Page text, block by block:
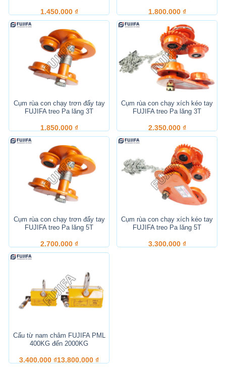
1.450.000 ₫ 1.800.000 ₫
Cụm rùa con chạy trơn đẩy tay
FUJIFA treo Pa lăng 3T
1.850.000 ₫
Cụm rùa con chạy xích kéo tay
FUJIFA treo Pa lăng 3T
2.350.000 ₫
Cụm rùa con chạy trơn đẩy tay
FUJIFA treo Pa lăng 5T
2.700.000 ₫
Cụm rùa con chạy xích kéo tay
FUJIFA treo Pa lăng 5T
3.300.000 ₫
Cẩu từ nam châm FUJIFA PML
400KG đến 2000KG
3.400.000 ₫13.800.000 ₫